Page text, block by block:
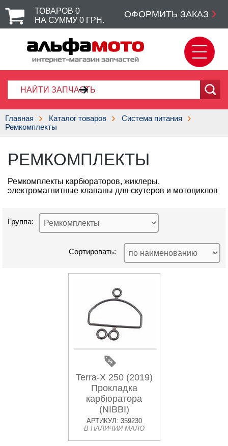
ТОВАРОВ 0
НА СУММУ 0 ГРН.
ОФОРМИТЬ ЗАКАЗ
Главная Каталог товаров
Система питания
Ремкомплекты
РЕМКОМПЛЕКТЫ
Ремкомплекты карбюраторов, жиклеры,
электромагнитные клапаны для скутеров и мотоциклов
Группа:
Сортировать:
Terra-X 250 (2019)
Прокладка
карбюратора
(NIBBI)
АРТИКУЛ: 359230
В НАЛИЧИИ МАЛО